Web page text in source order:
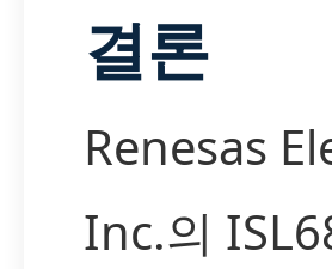
결론
Renesas
Inc.의